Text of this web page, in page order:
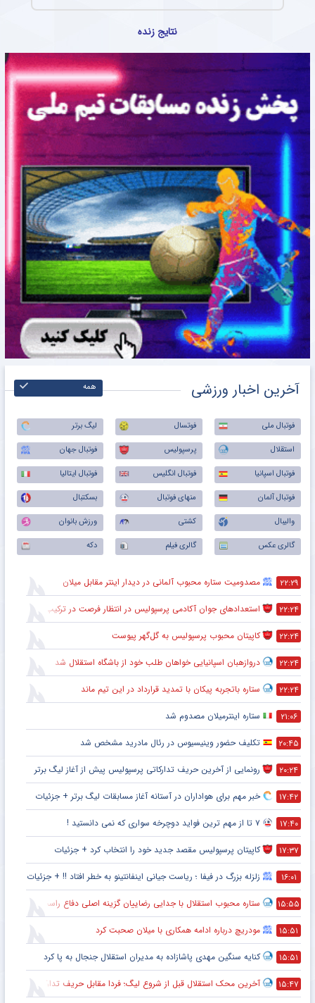
نتایج زنده
آخرین اخبار ورزشی همه
فوتبال ملی فوتسال
لیگ برتر
استقلال
پرسپولیس
فوتبال جهان
فوتبال اسپانیا
فوتبال انگلیس
فوتبال ایتالیا
فوتبال آلمان
منهای فوتبال
بسکتبال
والیبال
کشتی
ورزش بانوان
گالری عکس
گالری فیلم دکه
۲۲:۲۹ مصدومیت ستاره محبوب آلمانی در دیدار اینتر مقابل میلان
۲۲:۲۴ استعدادهای جوان آکادمی پرسپولیس در انتظار فرصت در ترکیب اصلی
۲۲:۲۴ کاپیتان محبوب پرسپولیس به گل‌گهر پیوست
۲۲:۲۴ دروازهبان اسپانیایی خواهان طلب خود از باشگاه استقلال شد
۲۲:۲۴ ستاره باتجربه پیکان با تمدید قرارداد در این تیم ماند
۲۱:۰۶ ستاره اینترمیلان مصدوم شد
۲۰:۴۵ تکلیف حضور وینیسیوس در رئال مادرید مشخص شد
۲۰:۲۴ رونمایی از آخرین حریف تدارکاتی پرسپولیس پیش از آغاز لیگ برتر
۱۷:۴۲ خبر مهم برای هواداران در آستانه آغاز مسابقات لیگ برتر + جزئیات
۱۷:۴۰ ۷ تا از مهم ترین فواید دوچرخه سواری که نمی دانستید !
۱۷:۳۷ کاپیتان پرسپولیس مقصد جدید خود را انتخاب کرد + جزئیات
۱۶:۰۱ زلزله بزرگ در فیفا ؛ ریاست جیانی اینفانتینو به خطر افتاد !! + جزئیات
۱۵:۵۵ ستاره محبوب استقلال با جدایی رضاییان گزینه اصلی دفاع راست این تیم
۱۵:۵۱ مودریچ درباره ادامه همکاری با میلان صحبت کرد
۱۵:۵۱ کنایه سنگین مهدی پاشازاده به مدیران استقلال جنجال به پا کرد
۱۵:۴۷ آخرین محک استقلال قبل از شروع لیگ؛ فردا مقابل حریف تدارکاتی